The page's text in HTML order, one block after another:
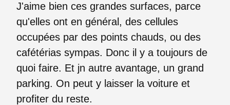
J'aime bien ces grandes surfaces, parce
qu'elles ont en général, des cellules
occupées par des points chauds, ou des
cafétérias sympas. Donc il y a toujours de
quoi faire. Et jn autre avantage, un grand
parking. On peut y laisser la voiture et
profiter du reste.